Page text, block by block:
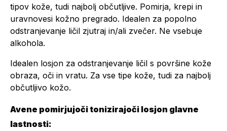
tipov kože, tudi najbolj občutljive. Pomirja, krepi in
uravnovesi kožno pregrado. Idealen za popolno
odstranjevanje ličil zjutraj in/ali zvečer. Ne vsebuje
alkohola.
Idealen losjon za odstranjevanje ličil s površine kože
obraza, oči in vratu. Za vse tipe kože, tudi za najbolj
občutljivo kožo.
Avene pomirjujoči tonizirajoči losjon glavne
lastnosti: